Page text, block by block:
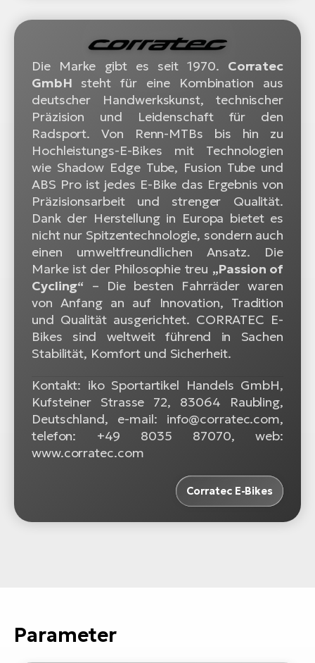
Die Marke gibt es seit 1970. Corratec
GmbH steht für eine Kombination aus
deutscher Handwerkskunst, technischer
Präzision und Leidenschaft für den
Radsport. Von Renn-MTBs bis hin zu
Hochleistungs-E-Bikes mit Technologien
wie Shadow Edge Tube, Fusion Tube und
ABS Pro ist jedes E-Bike das Ergebnis von
Präzisionsarbeit und strenger Qualität.
Dank der Herstellung in Europa bietet es
nicht nur Spitzentechnologie, sondern auch
einen umweltfreundlichen Ansatz. Die
Marke ist der Philosophie treu „Passion of
Cycling“ – Die besten Fahrräder waren
von Anfang an auf Innovation, Tradition
und Qualität ausgerichtet. CORRATEC E-
Bikes sind weltweit führend in Sachen
Stabilität, Komfort und Sicherheit.
Kontakt: iko Sportartikel Handels GmbH,
Kufsteiner Strasse 72, 83064 Raubling,
Deutschland, e-mail: info@corratec.com,
telefon: +49 8035 87070, web:
www.corratec.com
Corratec E-Bikes
Parameter